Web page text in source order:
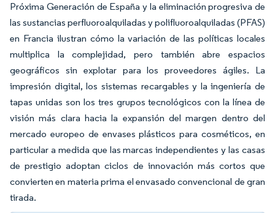
Próxima Generación de España y la eliminación progresiva de
las sustancias perfluoroalquiladas y polifluoroalquiladas (PFAS)
en Francia ilustran cómo la variación de las políticas locales
multiplica la complejidad, pero también abre espacios
geográficos sin explotar para los proveedores ágiles. La
impresión digital, los sistemas recargables y la ingeniería de
tapas unidas son los tres grupos tecnológicos con la línea de
visión más clara hacia la expansión del margen dentro del
mercado europeo de envases plásticos para cosméticos, en
particular a medida que las marcas independientes y las casas
de prestigio adoptan ciclos de innovación más cortos que
convierten en materia prima el envasado convencional de gran
tirada.